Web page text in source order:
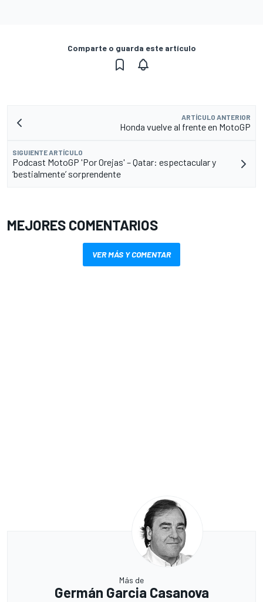
Comparte o guarda este artículo
ARTÍCULO ANTERIOR
Honda vuelve al frente en MotoGP
SIGUIENTE ARTÍCULO
Podcast MotoGP 'Por Orejas' – Qatar: espectacular y
‘bestialmente’ sorprendente
MEJORES COMENTARIOS
VER MÁS Y COMENTAR
Más de
Germán Garcia Casanova